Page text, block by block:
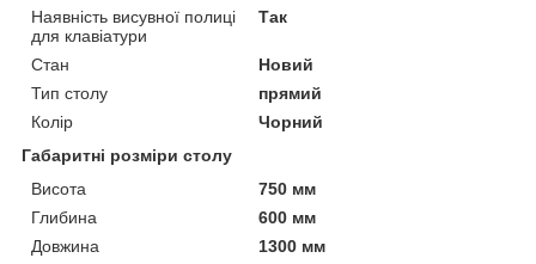
Наявність висувної полиці
для клавіатури
Так
Стан
Новий
Тип столу
прямий
Колір
Чорний
Габаритні розміри столу
Висота
750 мм
Глибина
600 мм
Довжина
1300 мм